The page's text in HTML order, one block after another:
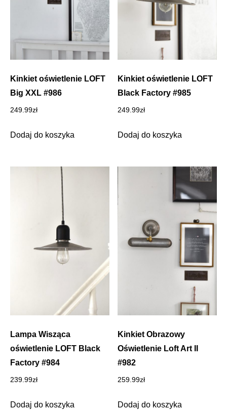
Kinkiet oświetlenie LOFT
Big XXL #986
249.99zł
Dodaj do koszyka
Kinkiet oświetlenie LOFT
Black Factory #985
249.99zł
Dodaj do koszyka
Lampa Wisząca
oświetlenie LOFT Black
Factory #984
239.99zł
Dodaj do koszyka
Kinkiet Obrazowy
Oświetlenie Loft Art II
#982
259.99zł
Dodaj do koszyka